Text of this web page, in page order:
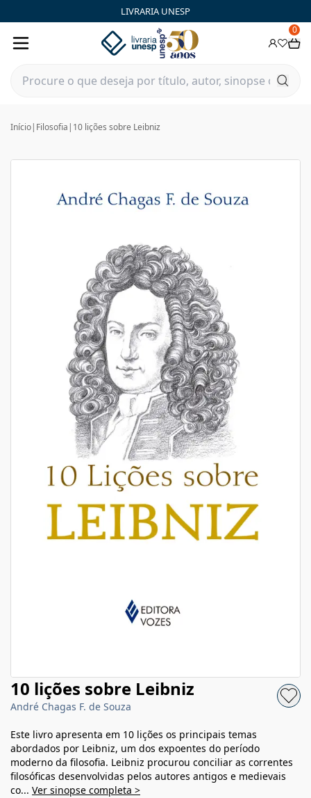
LIVRARIA UNESP
0
Início| Filosofia | 10 lições sobre Leibniz
10 lições sobre Leibniz
André Chagas F. de Souza
Este livro apresenta em 10 lições os principais temas
abordados por Leibniz, um dos expoentes do período
moderno da filosofia. Leibniz procurou conciliar as correntes
filosóficas desenvolvidas pelos autores antigos e medievais
co... Ver sinopse completa >